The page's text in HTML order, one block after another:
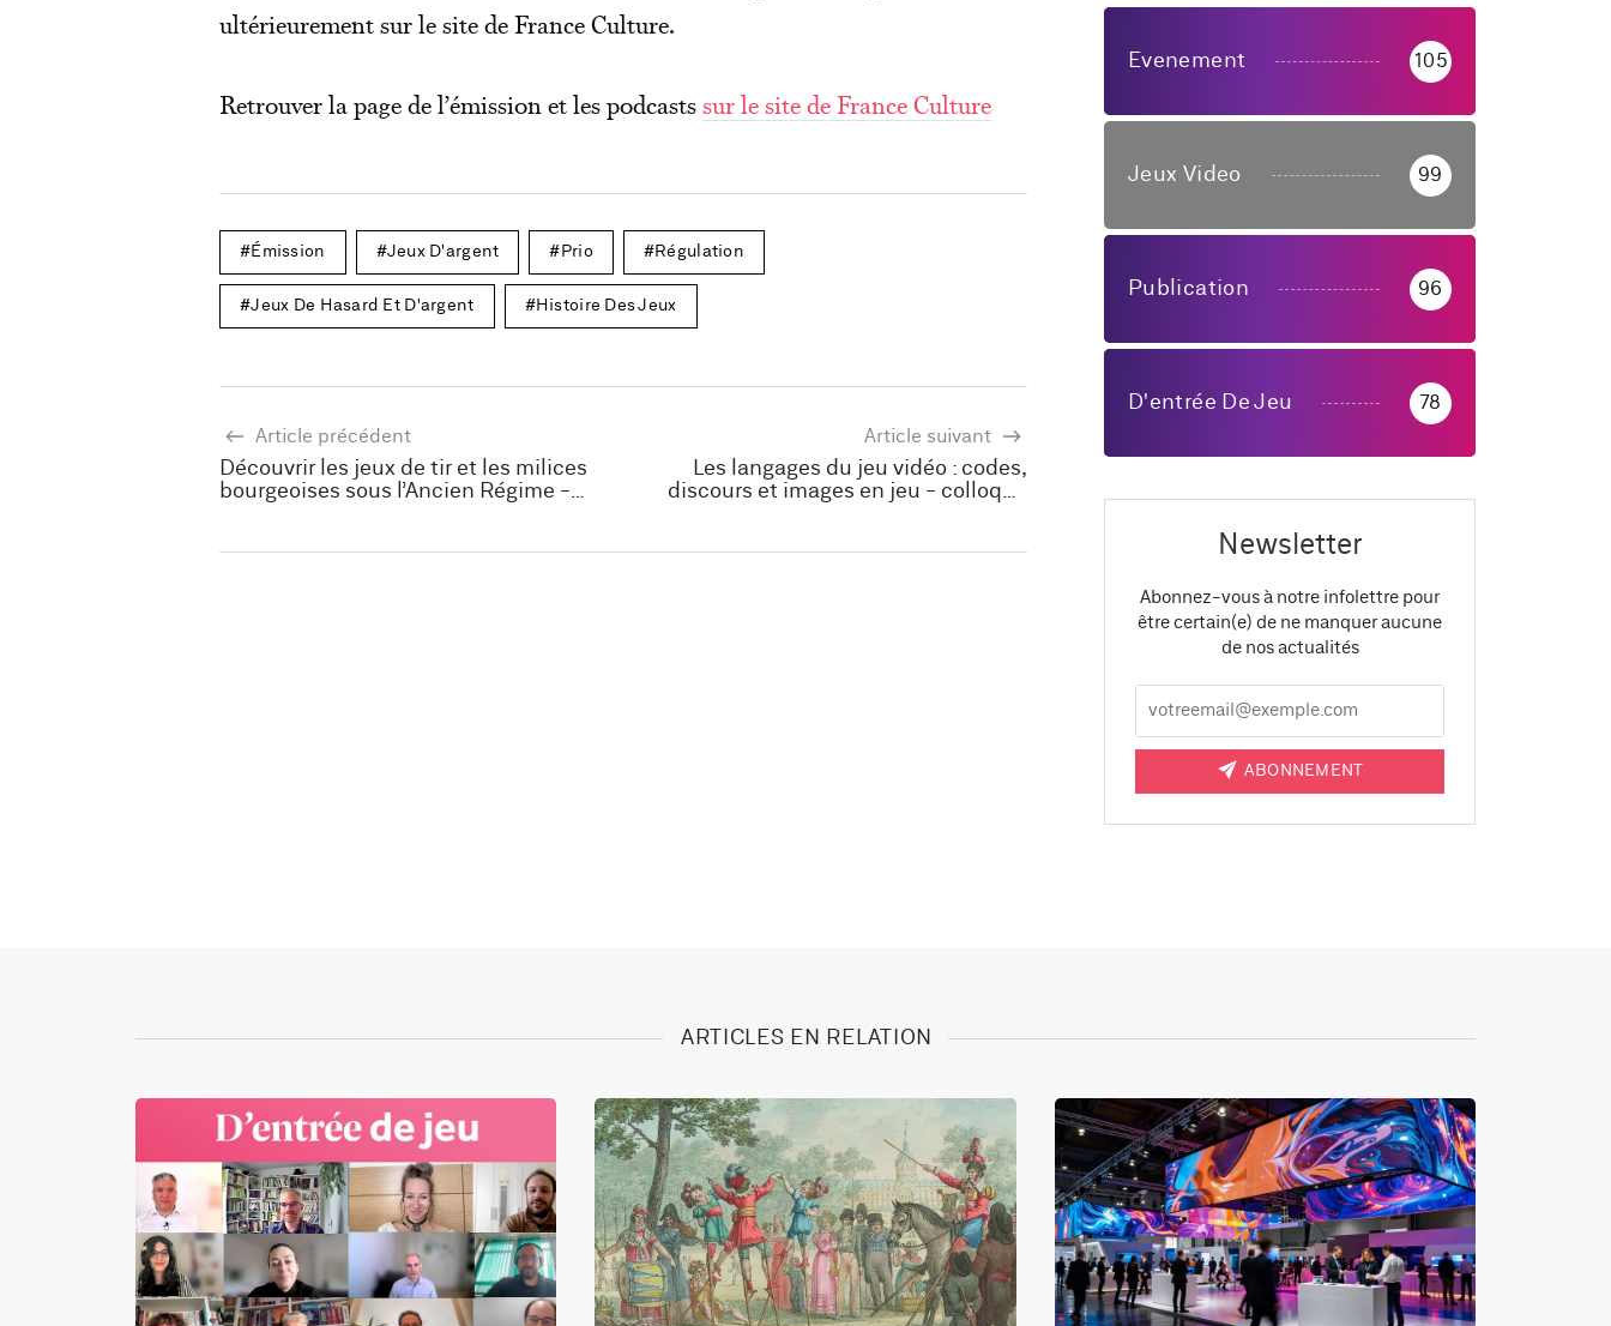
ultérieurement sur le site de France Culture.
Retrouver la page de l’émission et les podcastssur le site de France Culture
Émission Jeux D'argent Prio Régulation
Jeux De Hasard Et D'argent Histoire Des Jeux
Article précédent
Découvrir les jeux de tir et les milices
bourgeoises sous l’Ancien Régime -
Article suivant
Les langages du jeu vidéo : codes,
discours et images en jeu - colloque
Evenement 105
Jeux Video 99
Publication 96
D'entrée De Jeu 78
Newsletter
Abonnez-vous à notre infolettre pour
être certain(e) de ne manquer aucune
de nos actualités
ABONNEMENT
ARTICLES EN RELATION